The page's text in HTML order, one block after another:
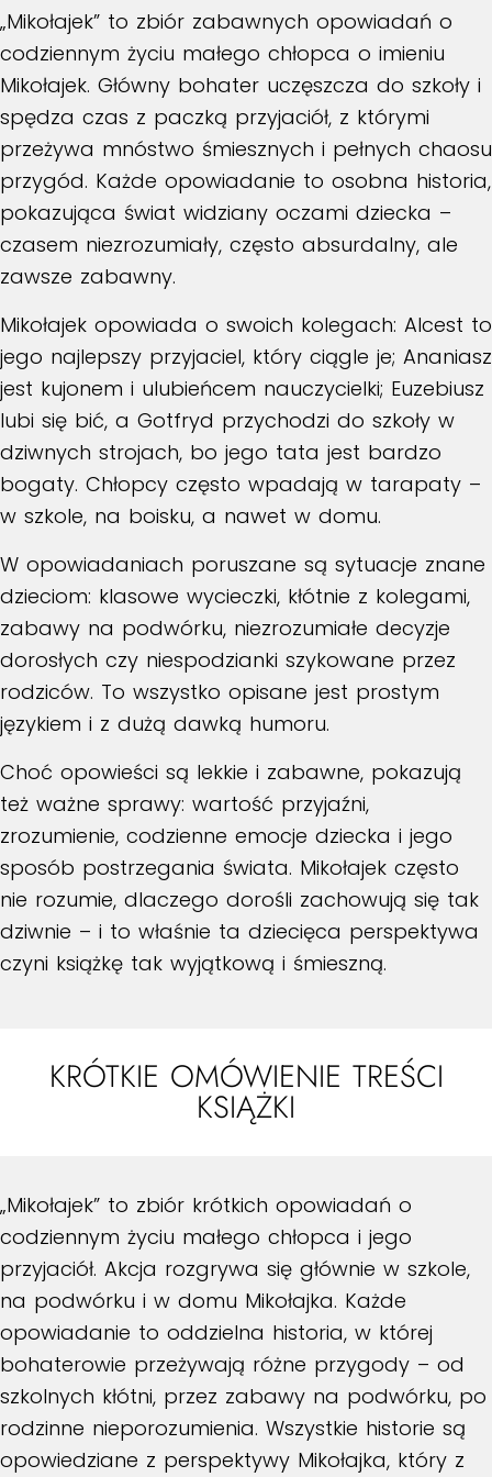
„Mikołajek” to zbiór zabawnych opowiadań o
codziennym życiu małego chłopca o imieniu
Mikołajek. Główny bohater uczęszcza do szkoły i
spędza czas z paczką przyjaciół, z którymi
przeżywa mnóstwo śmiesznych i pełnych chaosu
przygód. Każde opowiadanie to osobna historia,
pokazująca świat widziany oczami dziecka –
czasem niezrozumiały, często absurdalny, ale
zawsze zabawny.
Mikołajek opowiada o swoich kolegach: Alcest to
jego najlepszy przyjaciel, który ciągle je; Ananiasz
jest kujonem i ulubieńcem nauczycielki; Euzebiusz
lubi się bić, a Gotfryd przychodzi do szkoły w
dziwnych strojach, bo jego tata jest bardzo
bogaty. Chłopcy często wpadają w tarapaty –
w szkole, na boisku, a nawet w domu.
W opowiadaniach poruszane są sytuacje znane
dzieciom: klasowe wycieczki, kłótnie z kolegami,
zabawy na podwórku, niezrozumiałe decyzje
dorosłych czy niespodzianki szykowane przez
rodziców. To wszystko opisane jest prostym
językiem i z dużą dawką humoru.
Choć opowieści są lekkie i zabawne, pokazują
też ważne sprawy: wartość przyjaźni,
zrozumienie, codzienne emocje dziecka i jego
sposób postrzegania świata. Mikołajek często
nie rozumie, dlaczego dorośli zachowują się tak
dziwnie – i to właśnie ta dziecięca perspektywa
czyni książkę tak wyjątkową i śmieszną.
KRÓTKIE OMÓWIENIE TREŚCI
KSIĄŻKI
„Mikołajek” to zbiór krótkich opowiadań o
codziennym życiu małego chłopca i jego
przyjaciół. Akcja rozgrywa się głównie w szkole,
na podwórku i w domu Mikołajka. Każde
opowiadanie to oddzielna historia, w której
bohaterowie przeżywają różne przygody – od
szkolnych kłótni, przez zabawy na podwórku, po
rodzinne nieporozumienia. Wszystkie historie są
opowiedziane z perspektywy Mikołajka, który z